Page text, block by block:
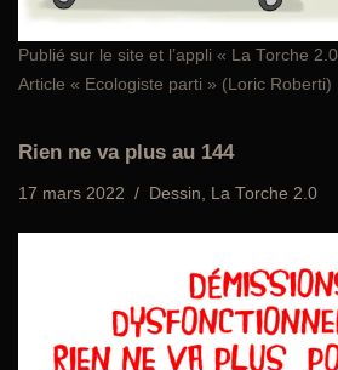
Publié sur le site et l’appli « La Torche 2.0
Article « Ecologiste parti » (Loric Roberti)
Rien ne va plus au 144
17 mars 2022 Dessin, La Torche 2.0